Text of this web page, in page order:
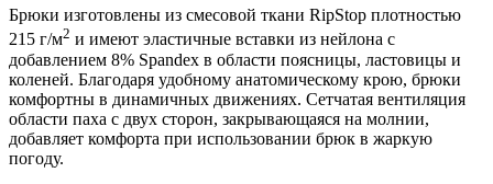
Брюки изготовлены из смесовой ткани RipStop плотностью
215 г/м2 и имеют эластичные вставки из нейлона с
добавлением 8% Spandex в области поясницы, ластовицы и
коленей. Благодаря удобному анатомическому крою, брюки
комфортны в динамичных движениях. Сетчатая вентиляция
области паха с двух сторон, закрывающаяся на молнии,
добавляет комфорта при использовании брюк в жаркую
погоду.